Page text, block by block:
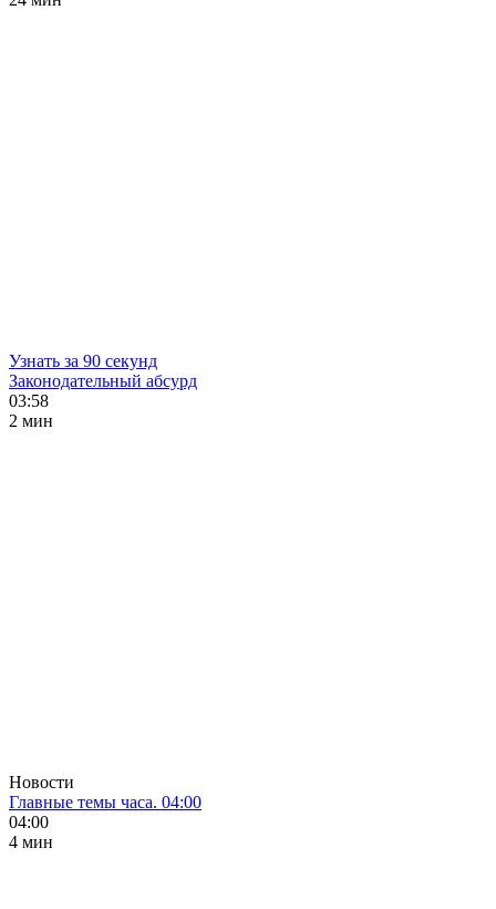
Узнать за 90 секунд
Законодательный абсурд
03:58
2 мин
Новости
Главные темы часа. 04:00
04:00
4 мин